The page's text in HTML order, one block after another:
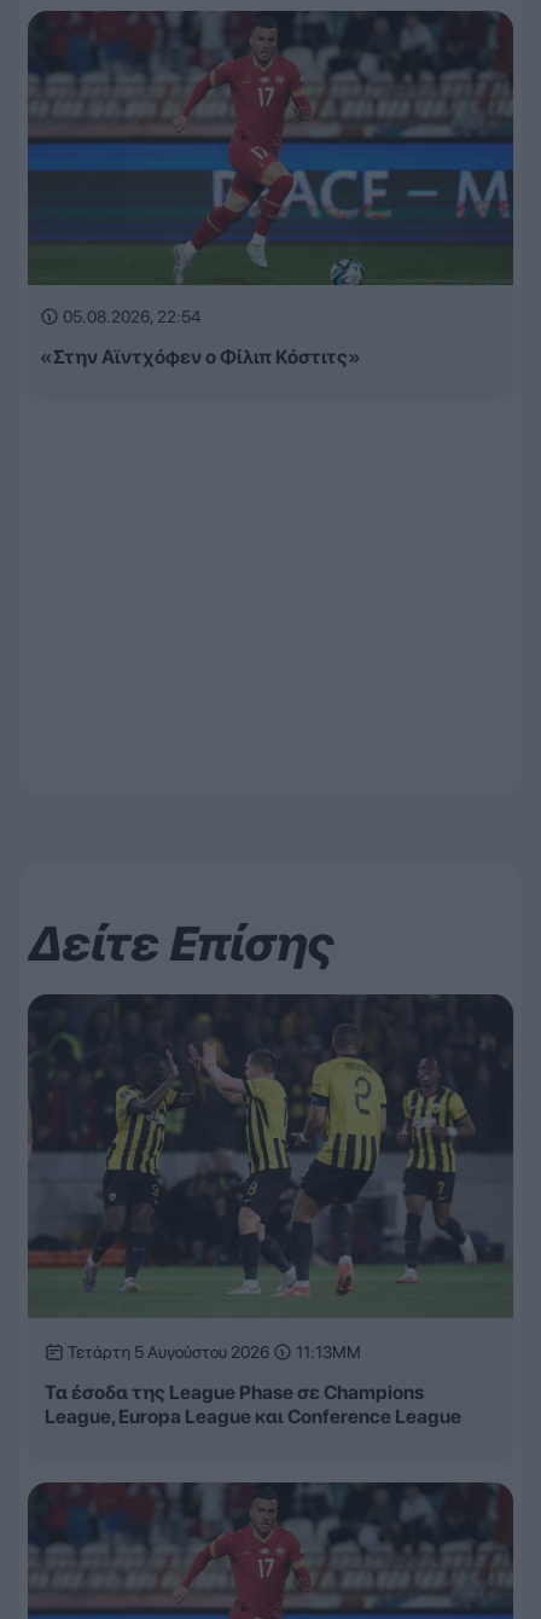
05.08.2026, 22:54
«Στην Αϊντχόφεν ο Φίλιπ Κόστιτς»
Δείτε Επίσης
Τετάρτη 5 Αυγούστου 2026 11:13ΜΜ
Τα έσοδα της League Phase σε Champions
League, Europa League και Conference League